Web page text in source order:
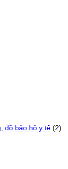
đồ bảo hộ y tế (2)